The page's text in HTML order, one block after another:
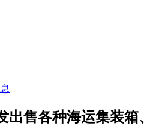
出售各种海运集装箱、